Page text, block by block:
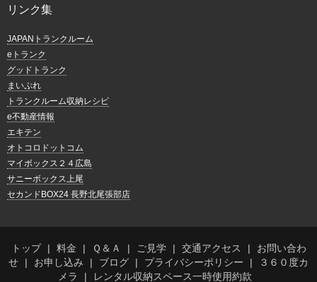
リンク集
JAPANトランクルーム
eトランク
グッドトランク
まいぷれ
トランクルーム収納レシピ
e不動産情報
エキテン
オトコロドットコム
マイボックス２４広島
サニーボックス上尾
セカンドBOX24 長野北尾張部店
トップ 料金 Ｑ＆Ａ ご見学 交通アクセス
お問い合わ
せ
お申し込み ブログ プライバシーポリシー
３６０度カ
メラ
レンタル収納スペース一時使用約款